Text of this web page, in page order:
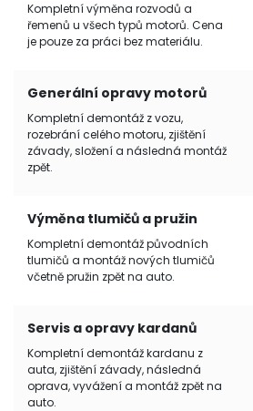
Kompletní výměna rozvodů a
řemenů u všech typů motorů. Cena
je pouze za práci bez materiálu.
Generální opravy motorů
Kompletní demontáž z vozu,
rozebrání celého motoru, zjištění
závady, složení a následná montáž
zpět.
Výměna tlumičů a pružin
Kompletní demontáž původních
tlumičů a montáž nových tlumičů
včetně pružin zpět na auto.
Servis a opravy kardanů
Kompletní demontáž kardanu z
auta, zjištění závady, následná
oprava, vyvážení a montáž zpět na
auto.